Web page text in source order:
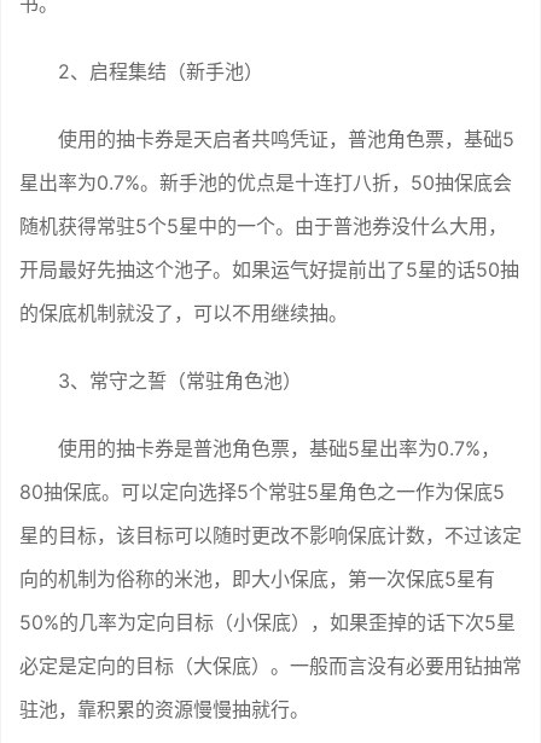
2、启程集结（新手池）
使用的抽卡券是天启者共鸣凭证，普池角色票，基础5
星出率为0.7%。新手池的优点是十连打八折，50抽保底会
随机获得常驻5个5星中的一个。由于普池券没什么大用，
开局最好先抽这个池子。如果运气好提前出了5星的话50抽
的保底机制就没了，可以不用继续抽。
3、常守之誓（常驻角色池）
使用的抽卡券是普池角色票，基础5星出率为0.7%，
80抽保底。可以定向选择5个常驻5星角色之一作为保底5
星的目标，该目标可以随时更改不影响保底计数，不过该定
向的机制为俗称的米池，即大小保底，第一次保底5星有
50%的几率为定向目标（小保底），如果歪掉的话下次5星
必定是定向的目标（大保底）。一般而言没有必要用钻抽常
驻池，靠积累的资源慢慢抽就行。